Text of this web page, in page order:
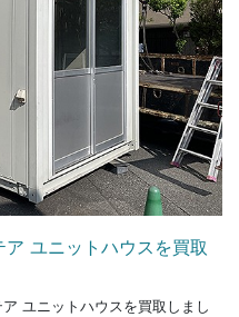
ユニットハウスを買取
ユニットハウスを買取しまし